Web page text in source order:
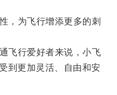
为飞行增添更多的刺
行爱好者来说，小飞
到更加灵活、自由和安